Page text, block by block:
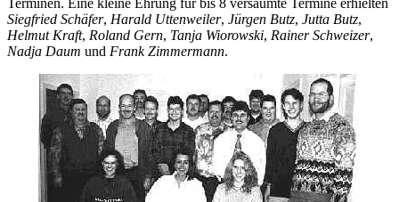
Terminen. Eine kleine Ehrung für bis 8 versäumte Termine erhielten
Siegfried Schäfer, Harald Uttenweiler, Jürgen Butz, Jutta Butz,
Helmut Kraft, Roland Gern, Tanja Wiorowski, Rainer Schweizer,
Nadja Daum und Frank Zimmermann.